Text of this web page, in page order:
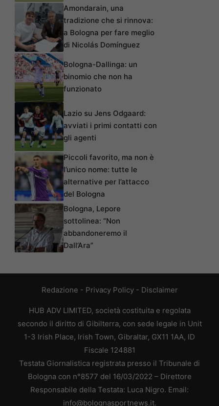
Amondarain, una
tradizione che si rinnova:
a Bologna per fare meglio
di Nicolás Domínguez
Bologna-Dallinga: un
binomio che non ha
funzionato
Lazio su Jens Odgaard:
avviati i primi contatti con
gli agenti
Piccoli favorito, ma non è
l’unico nome: tutte le
alternative per l’attacco
del Bologna
Bologna, Lepore
sottolinea: “Non
abbandoneremo il
Dall’Ara”
Redazione - Privacy Policy- Disclaimer
HUB ADV LIMITED, società costituita e regolata
secondo il diritto di Gibilterra, con sede legale in Unit
1-3 Irish Place, Irish Town, Gibraltar, GX11 1AA, ID
Fiscale 124881
Testata Giornalistica registrata presso il Tribunale di
Bologna con n°8577 del 16/03/2022 – Direttore
Responsabile della Testata: Luca Nigro. Email:
info@bolognasportnews.it.